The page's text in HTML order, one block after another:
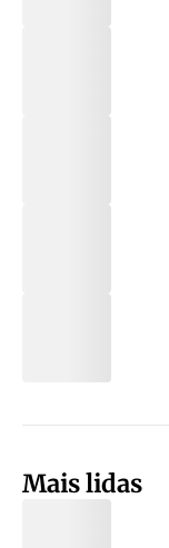
Mais lidas